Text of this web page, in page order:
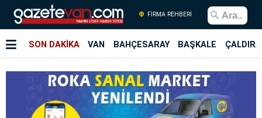
FİRMA REHBERİ
SON DAKİKA VAN BAHÇESARAY BAŞKALE